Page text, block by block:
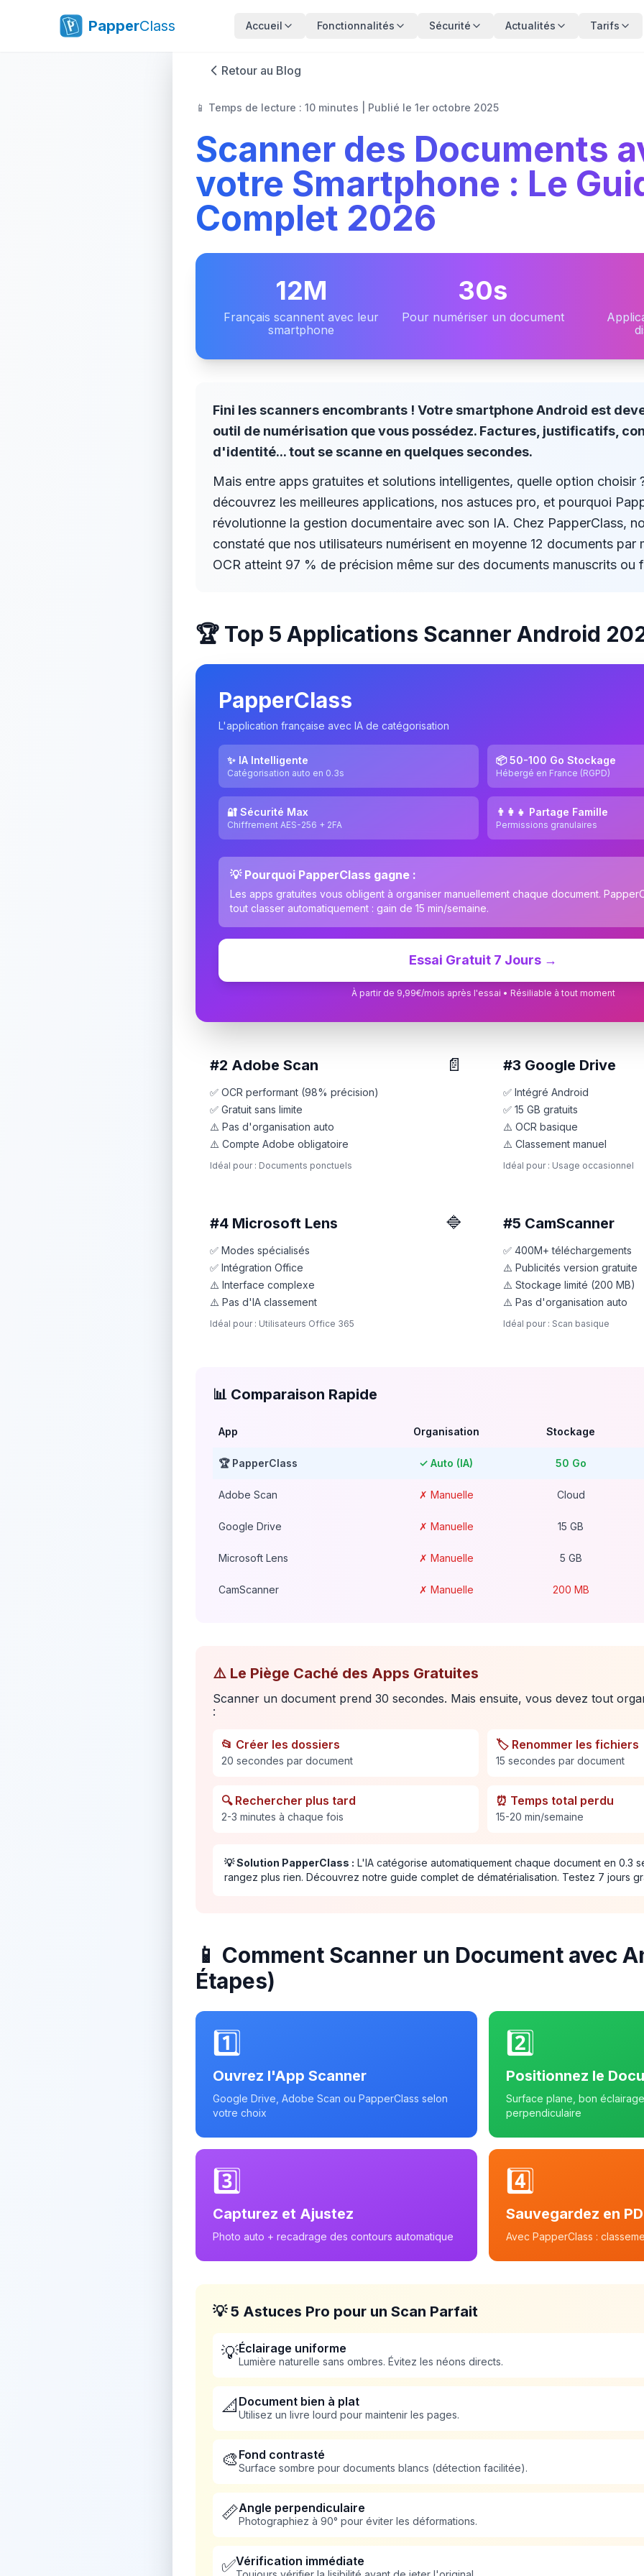
PapperClass Accueil Fonctionnalités Sécurité Actualités Tarifs
Retour au Blog
📱 Temps de lecture : 10 minutes Publié le 1er octobre 2025
Scanner des Documents
votre Smartphone : Le
Complet 2026
12M
Français scannent avec leur
smartphone
30s
Pour numériser un document
Fini les scanners encombrants ! Votre smartphone Android est
outil de numérisation que vous possédez. Factures, justificatifs,
d'identité... tout se scanne en quelques secondes.
Mais entre apps gratuites et solutions intelligentes, quelle option choisir
découvrez les meilleures applications, nos astuces pro, et pourquoi
révolutionne la gestion documentaire avec son IA. Chez PapperClass,
constaté que nos utilisateurs numérisent en moyenne 12 documents par
OCR atteint 97 % de précision même sur des documents manuscrits ou
🏆 Top 5 Applications Scanner Android
PapperClass
L'application française avec IA de catégorisation
✨ IA Intelligente
Catégorisation auto en 0.3s
📦 50-100 Go Stockage
Hébergé en France (RGPD)
🔐 Sécurité Max
Chiffrement AES-256 + 2FA
👨‍👩‍👧 Partage Famille
Permissions granulaires
💡 Pourquoi PapperClass gagne :
Les apps gratuites vous obligent à organiser manuellement chaque document.
tout classer automatiquement : gain de 15 min/semaine.
Essai Gratuit 7 Jours →
À partir de 9,99€/mois après l'essai • Résiliable à tout moment
#2 Adobe Scan 📄
✅ OCR performant (98% précision)
✅ Gratuit sans limite
⚠️ Pas d'organisation auto
⚠️ Compte Adobe obligatoire
Idéal pour : Documents ponctuels
#3 Google Drive
✅ Intégré Android
✅ 15 GB gratuits
⚠️ OCR basique
⚠️ Classement manuel
Idéal pour : Usage occasionnel
#4 Microsoft Lens 🔷
✅ Modes spécialisés
✅ Intégration Office
⚠️ Interface complexe
⚠️ Pas d'IA classement
Idéal pour : Utilisateurs Office 365
#5 CamScanner
✅ 400M+ téléchargements
⚠️ Publicités version gratuite
⚠️ Stockage limité (200 MB)
⚠️ Pas d'organisation auto
Idéal pour : Scan basique
📊 Comparaison Rapide
App Organisation Stockage
🏆 PapperClass ✓ Auto (IA) 50 Go
Adobe Scan ✗ Manuelle Cloud
Google Drive ✗ Manuelle 15 GB
Microsoft Lens ✗ Manuelle 5 GB
CamScanner ✗ Manuelle 200 MB
⚠️ Le Piège Caché des Apps Gratuites
Scanner un document prend 30 secondes. Mais ensuite, vous devez tout
:
📂 Créer les dossiers
20 secondes par document
🏷️ Renommer les fichiers
15 secondes par document
🔍 Rechercher plus tard
2-3 minutes à chaque fois
⏰ Temps total perdu
15-20 min/semaine
💡 Solution PapperClass : L'IA catégorise automatiquement chaque document en 0.3
rangez plus rien. Découvrez notre guide complet de dématérialisation. Testez 7 jours
📱 Comment Scanner un Document avec
Étapes)
1️⃣
Ouvrez l'App Scanner
Google Drive, Adobe Scan ou PapperClass selon
votre choix
2️⃣
Positionnez le
Surface plane, bon
perpendiculaire
3️⃣
Capturez et Ajustez
Photo auto + recadrage des contours automatique
4️⃣
Sauvegardez en
Avec PapperClass :
💡 5 Astuces Pro pour un Scan Parfait
💡Éclairage uniforme
Lumière naturelle sans ombres. Évitez les néons directs.
📐 Document bien à plat
Utilisez un livre lourd pour maintenir les pages.
🎨 Fond contrasté
Surface sombre pour documents blancs (détection facilitée).
📏Angle perpendiculaire
Photographiez à 90° pour éviter les déformations.
✅Vérification immédiate